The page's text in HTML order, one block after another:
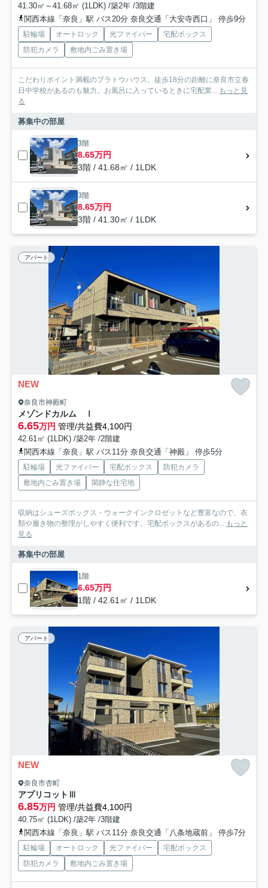
41.30㎡～41.68㎡ (1LDK) /築2年 /3階建
関西本線「奈良」駅 バス20分 奈良交通「大安寺西口」 停歩9分
駐輪場 オートロック 光ファイバー
宅配ボックス
防犯カメラ
敷地内ごみ置き場
こだわりポイント満載のプラトウハウス。徒歩18分の距離に奈良市立春
日中学校があるのも魅力。お風呂に入っているときに宅配業...
もっと見
る
募集中の部屋
3階
8.65万円
3階 / 41.68㎡ / 1LDK
3階
8.65万円
3階 / 41.30㎡ / 1LDK
アパート
NEW
奈良市神殿町
メゾンドカルム Ⅰ
6.65万円 管理/共益費4,100円
42.61㎡ (1LDK) /築2年 /2階建
関西本線「奈良」駅 バス11分 奈良交通「神殿」 停歩5分
駐輪場 光ファイバー 宅配ボックス
防犯カメラ
敷地内ごみ置き場
閑静な住宅地
収納はシューズボックス・ウォークインクロゼットなど豊富なので、衣
類や履き物の整理がしやすく便利です。宅配ボックスがあるの...
もっと
見る
募集中の部屋
1階
6.65万円
1階 / 42.61㎡ / 1LDK
アパート
NEW
奈良市杏町
アプリコットⅢ
6.85万円 管理/共益費4,100円
40.75㎡ (1LDK) /築2年 /3階建
関西本線「奈良」駅 バス11分 奈良交通「八条地蔵前」 停歩7分
駐輪場 オートロック 光ファイバー
宅配ボックス
防犯カメラ
敷地内ごみ置き場